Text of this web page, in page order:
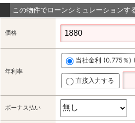
この物件でローンシミュレーションす
価格
年利率
当社金利 (0.775％)
直接入力する
ボーナス払い